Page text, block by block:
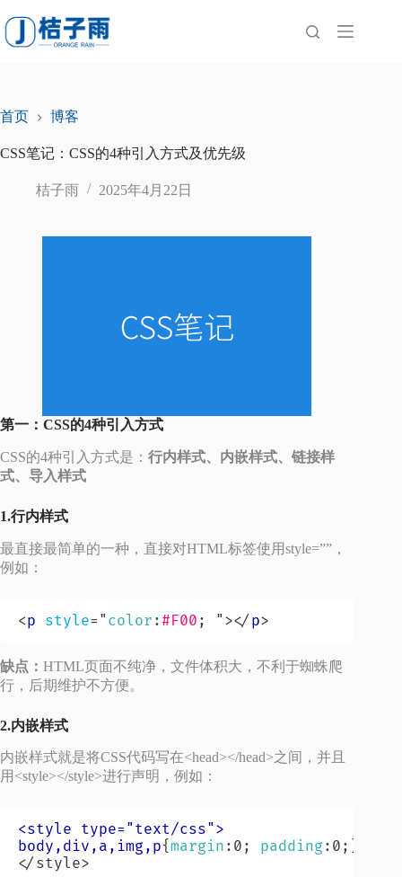
至
内
首页 博客
CSS笔记：CSS的4种引入方式及优先级
桔子雨 2025年4月22日
第一：CSS的4种引入方式
CSS的4种引入方式是： 行内样式、内嵌样式、链接样
式、导入样式
1.行内样式
最直接最简单的一种，直接对HTML标签使用style=””，
例如：
<p style= "color :#F00 ; "></p>
缺点： HTML页面不纯净，文件体积大，不利于蜘蛛爬
行，后期维护不方便。
2.内嵌样式
内嵌样式就是将CSS代码写在<head></head>之间，并且
用<style></style>进行声明，例如：
<style type="text/css">
body,div,a,img,p{ margin : 0 ; padding : 0 ; }
</style>